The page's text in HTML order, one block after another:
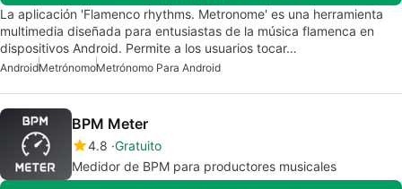
La aplicación 'Flamenco rhythms. Metronome' es una herramienta
multimedia diseñada para entusiastas de la música flamenca en
dispositivos Android. Permite a los usuarios tocar…
AndroidMetrónomoMetrónomo Para Android
BPM Meter
4.8 Gratuito
Medidor de BPM para productores musicales